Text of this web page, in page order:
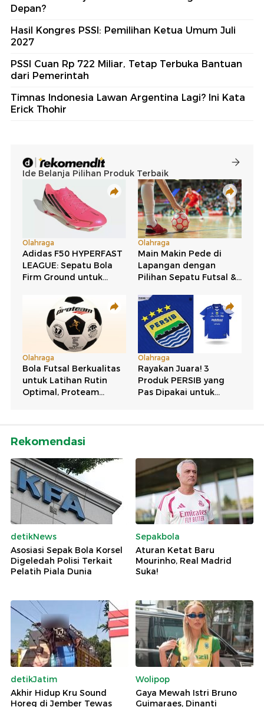
Depan?
Hasil Kongres PSSI: Pemilihan Ketua Umum Juli
2027
PSSI Cuan Rp 722 Miliar, Tetap Terbuka Bantuan
dari Pemerintah
Timnas Indonesia Lawan Argentina Lagi? Ini Kata
Erick Thohir
Rekomendasi
detikNews
Asosiasi Sepak Bola Korsel
Digeledah Polisi Terkait
Pelatih Piala Dunia
Sepakbola
Aturan Ketat Baru
Mourinho, Real Madrid
Suka!
detikJatim
Akhir Hidup Kru Sound
Horeg di Jember Tewas
Wolipop
Gaya Mewah Istri Bruno
Guimaraes, Dinanti